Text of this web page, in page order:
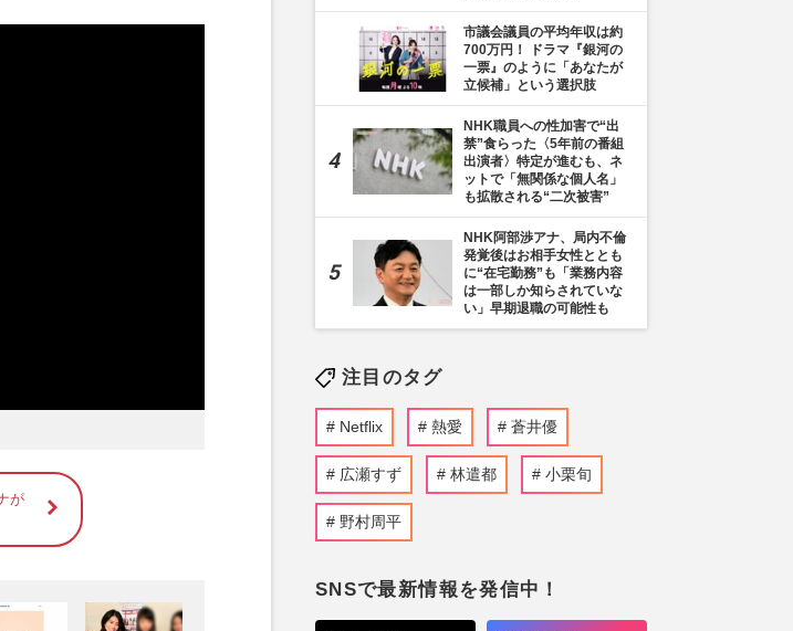
t
が
市議会議員の平均年収は約
700万円！ ドラマ『銀河の
一票』のように「あなたが
立候補」という選択肢
NHK職員への性加害で“出
禁”食らった〈5年前の番組
出演者〉特定が進むも、ネ
ットで「無関係な個人名」
も拡散される“二次被害”
NHK阿部渉アナ、局内不倫
発覚後はお相手女性ととも
に“在宅勤務”も「業務内容
は一部しか知らされていな
い」早期退職の可能性も
注目のタグ
Netflix 熱愛 蒼井優
広瀬すず 林遣都 小栗旬
野村周平
SNSで最新情報を発信中！